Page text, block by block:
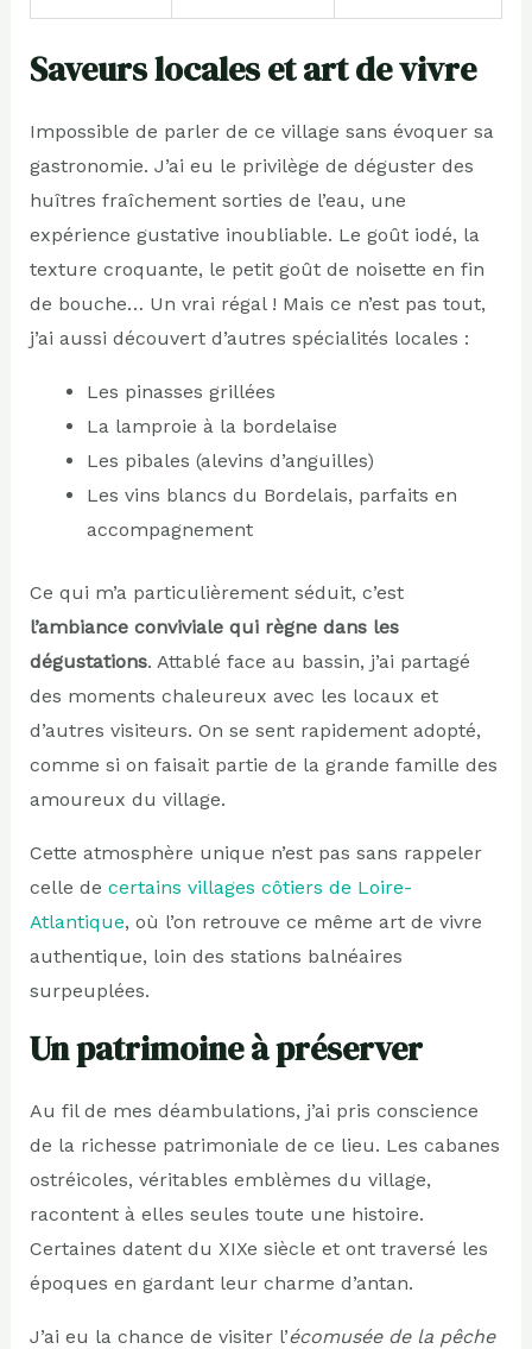
Saveurs locales et art de vivre
Impossible de parler de ce village sans évoquer sa
gastronomie. J’ai eu le privilège de déguster des
huîtres fraîchement sorties de l’eau, une
expérience gustative inoubliable. Le goût iodé, la
texture croquante, le petit goût de noisette en fin
de bouche… Un vrai régal ! Mais ce n’est pas tout,
j’ai aussi découvert d’autres spécialités locales :
Les pinasses grillées
La lamproie à la bordelaise
Les pibales (alevins d’anguilles)
Les vins blancs du Bordelais, parfaits en
accompagnement
Ce qui m’a particulièrement séduit, c’est
l’ambiance conviviale qui règne dans les
dégustations. Attablé face au bassin, j’ai partagé
des moments chaleureux avec les locaux et
d’autres visiteurs. On se sent rapidement adopté,
comme si on faisait partie de la grande famille des
amoureux du village.
Cette atmosphère unique n’est pas sans rappeler
celle de certains villages côtiers de Loire-
Atlantique, où l’on retrouve ce même art de vivre
authentique, loin des stations balnéaires
surpeuplées.
Un patrimoine à préserver
Au fil de mes déambulations, j’ai pris conscience
de la richesse patrimoniale de ce lieu. Les cabanes
ostréicoles, véritables emblèmes du village,
racontent à elles seules toute une histoire.
Certaines datent du XIXe siècle et ont traversé les
époques en gardant leur charme d’antan.
J’ai eu la chance de visiter l’écomusée de la pêche